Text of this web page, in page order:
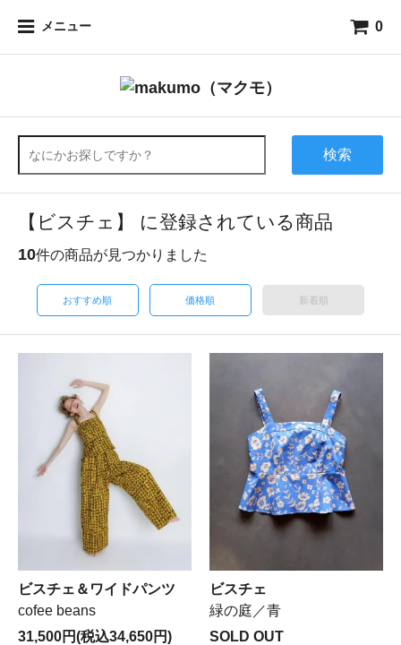
メニュー 0
検索
【ビスチェ】 に登録されている商品
10件の商品が見つかりました
おすすめ順 価格順 新着順
ビスチェ＆ワイドパンツ
cofee beans
31,500円(税込34,650円)
ビスチェ
緑の庭／青
SOLD OUT